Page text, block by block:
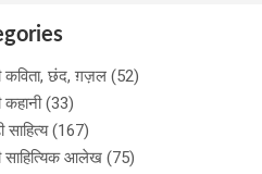
कविता, छंद, ग़ज़ल (52)
कहानी(33)
साहित्‍य(167)
साहित्यिक आलेख (75)